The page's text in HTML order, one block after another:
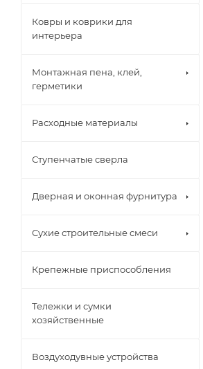
Ковры и коврики для
интерьера
Монтажная пена, клей,
герметики
Расходные материалы
Ступенчатые сверла
Дверная и оконная фурнитура
Сухие строительные смеси
Крепежные приспособления
Тележки и сумки
хозяйственные
Воздуходувные устройства